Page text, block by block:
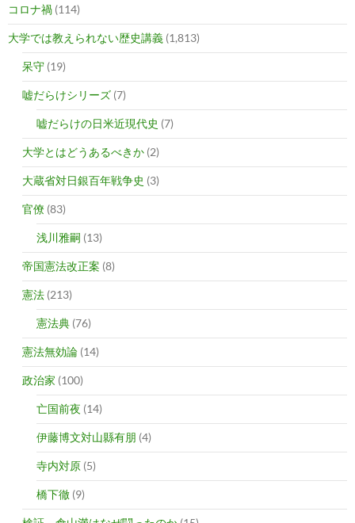
コロナ禍 (114)
大学では教えられない歴史講義 (1,813)
呆守 (19)
嘘だらけシリーズ (7)
嘘だらけの日米近現代史 (7)
大学とはどうあるべきか (2)
大蔵省対日銀百年戦争史 (3)
官僚 (83)
浅川雅嗣 (13)
帝国憲法改正案 (8)
憲法 (213)
憲法典 (76)
憲法無効論 (14)
政治家 (100)
亡国前夜 (14)
伊藤博文対山縣有朋 (4)
寺内対原 (5)
橋下徹 (9)